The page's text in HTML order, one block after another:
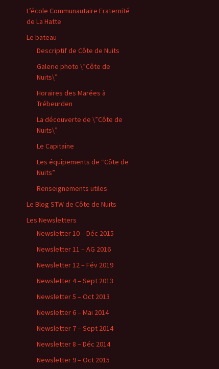
L’école Communautaire Fraternité
de La Hatte
Le bateau
Descriptif de Côte de Nuits
Galerie photo \”Côte de
Nuits\”
Horaires des Marées à
Trébeurden
La découverte de \”Côte de
Nuits\”
Le Capitaine
Les équipements de “Côte de
Nuits”
Renseignements utiles
Le Blog STW de Côte de Nuits
Les Newsletters
Newsletter 10 – Déc 2015
Newsletter 11 – AG 2016
Newsletter 12 – Fév 2019
Newsletter 4 – Sept 2013
Newsletter 5 – Oct 2013
Newsletter 6 – Mai 2014
Newsletter 7 – Sept 2014
Newsletter 8 – Déc 2014
Newsletter 9 – Oct 2015